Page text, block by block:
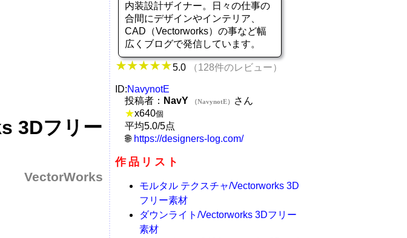
3Dフリー
VectorWorks
内装設計ザイナー。日々の仕事の
合間にデザインやインテリア、
CAD（Vectorworks）の事など幅
広くブログで発信しています。
5.0 （128件のレビュー）
ID:NavynotE
投稿者： NavY （NavynotE）
さん
★x640個
平均5.0/5点
https://designers-log.com/
作品リスト
モルタル テクスチャ/Vectorworks 3D
フリー素材
ダウンライト/Vectorworks 3Dフリー
素材